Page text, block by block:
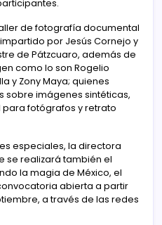
de fotografía documental
por Jesús Cornejo y
de Pátzcuaro, además de
como lo son Rogelio
y Zony Maya; quienes
sobre imágenes sintéticas,
fotógrafos y retrato
especiales, la directora
se realizará también el
la magia de México, el
abierta a partir
a través de las redes